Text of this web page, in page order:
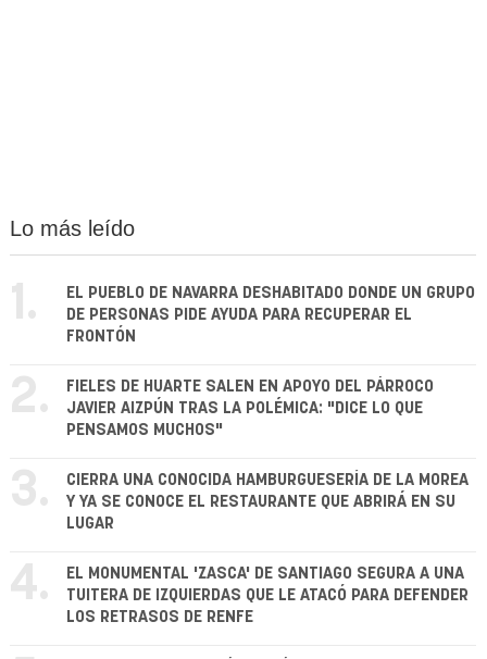
Lo más leído
1.
EL PUEBLO DE NAVARRA DESHABITADO DONDE UN GRUPO
DE PERSONAS PIDE AYUDA PARA RECUPERAR EL
FRONTÓN
2.
FIELES DE HUARTE SALEN EN APOYO DEL PÁRROCO
JAVIER AIZPÚN TRAS LA POLÉMICA: "DICE LO QUE
PENSAMOS MUCHOS"
3.
CIERRA UNA CONOCIDA HAMBURGUESERÍA DE LA MOREA
Y YA SE CONOCE EL RESTAURANTE QUE ABRIRÁ EN SU
LUGAR
4.
EL MONUMENTAL 'ZASCA' DE SANTIAGO SEGURA A UNA
TUITERA DE IZQUIERDAS QUE LE ATACÓ PARA DEFENDER
LOS RETRASOS DE RENFE